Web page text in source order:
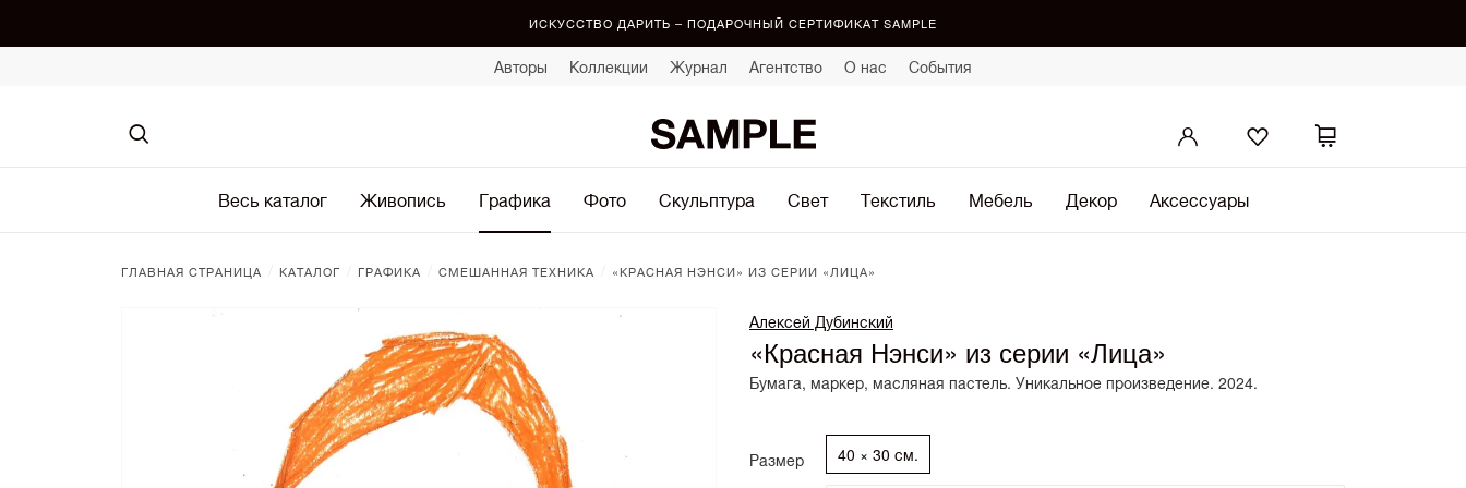
ИСКУССТВО ДАРИТЬ – ПОДАРОЧНЫЙ СЕРТИФИКАТ SAMPLE
Авторы Коллекции Журнал Агентство О нас События
Весь каталог Живопись Графика Фото Скульптура Свет Текстиль Мебель Декор Аксессуары
ГЛАВНАЯ СТРАНИЦА КАТАЛОГ ГРАФИКА СМЕШАННАЯ ТЕХНИКА «КРАСНАЯ НЭНСИ» ИЗ СЕРИИ «ЛИЦА»
Алексей Дубинский
«Красная Нэнси» из серии «Лица»
Бумага, маркер, масляная пастель. Уникальное произведение. 2024.
Размер 40 × 30 см.